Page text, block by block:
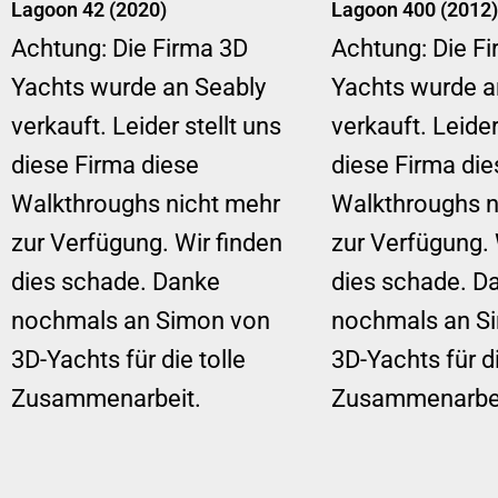
Lagoon 42 (2020)
Achtung: Die Firma 3D
Yachts wurde an Seably
verkauft. Leider stellt uns
diese Firma diese
Walkthroughs nicht mehr
zur Verfügung. Wir finden
dies schade. Danke
nochmals an Simon von
3D-Yachts für die tolle
Zusammenarbeit.
Lagoon 400 (2012)
Achtung: Die
Yachts wurde
verkauft.
diese Firma
Walkthroughs
zur Verfügung.
dies schade.
nochmals an
3D-Yachts für